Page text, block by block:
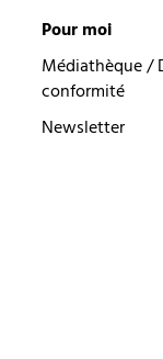
Pour moi
Médiathèque /
conformité
Newsletter